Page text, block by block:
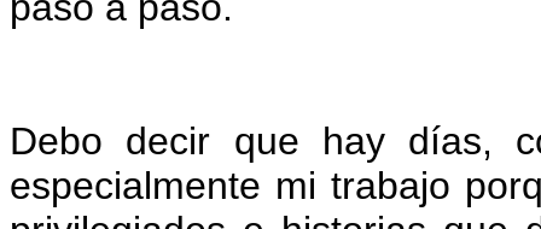
Debo decir que hay días,
especialmente mi trabajo